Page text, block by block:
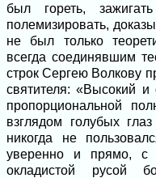
был гореть,
полемизировать,
не был только
всегда соединявшим
строк Сергею Волкову
святителя: «Высокий
пропорциональной
взглядом голубых
никогда не
уверенно и прямо, с
окладистой русой